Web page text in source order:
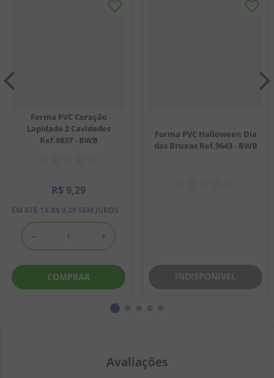
Forma PVC Coração
Lapidado 2 Cavidades
Ref.9837 - BWB
R$ 9,29
EM ATÉ 1X R$ 9,29 SEM JUROS
＋
－
COMPRAR
Forma PVC Halloween Dia
das Bruxas Ref.9643 - BWB
INDISPONÍVEL
Avaliações